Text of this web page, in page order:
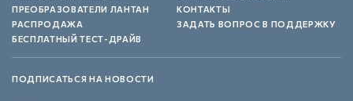
ПРЕОБРАЗОВАТЕЛИ ЛАНТАН
РАСПРОДАЖА
БЕСПЛАТНЫЙ ТЕСТ-ДРАЙВ
КОНТАКТЫ
ЗАДАТЬ ВОПРОС В ПОДДЕРЖКУ
ПОДПИСАТЬСЯ НА НОВОСТИ